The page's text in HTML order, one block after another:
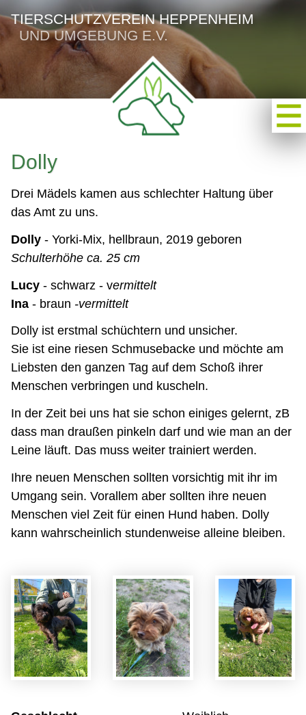
TIERSCHUTZVEREIN HEPPENHEIM
UND UMGEBUNG E.V.
Dolly
Drei Mädels kamen aus schlechter Haltung über
das Amt zu uns.
Dolly - Yorki-Mix, hellbraun, 2019 geboren
Schulterhöhe ca. 25 cm
Lucy - schwarz - vermittelt
Ina - braun -vermittelt
Dolly ist erstmal schüchtern und unsicher.
Sie ist eine riesen Schmusebacke und möchte am
Liebsten den ganzen Tag auf dem Schoß ihrer
Menschen verbringen und kuscheln.
In der Zeit bei uns hat sie schon einiges gelernt, zB
dass man draußen pinkeln darf und wie man an der
Leine läuft. Das muss weiter trainiert werden.
Ihre neuen Menschen sollten vorsichtig mit ihr im
Umgang sein. Vorallem aber sollten ihre neuen
Menschen viel Zeit für einen Hund haben. Dolly
kann wahrscheinlich stundenweise alleine bleiben.